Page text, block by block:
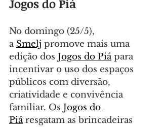
Jogos do Piá
No domingo (25/5),
a Smelj promove mais uma
edição dos Jogos do Piá para
incentivar o uso dos espaços
públicos com diversão,
criatividade e convivência
familiar. Os Jogos do
Piá resgatam as brincadeiras